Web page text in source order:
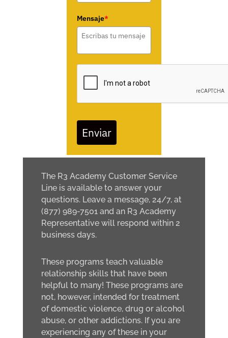
Mensaje*
Enviar
The R3 Academy Customer Service
Line is available to answer your
questions. Leave a message, 24/7, at
(877) 989-7501 and an R3 Academy
Representative will respond within 2
business days.
These programs teach valuable
relationship skills that have been
helpful to many! These programs are
not, however, intended for treatment
of domestic violence, drug or alcohol
abuse, or other addictions. If you are
experiencing any of these in your